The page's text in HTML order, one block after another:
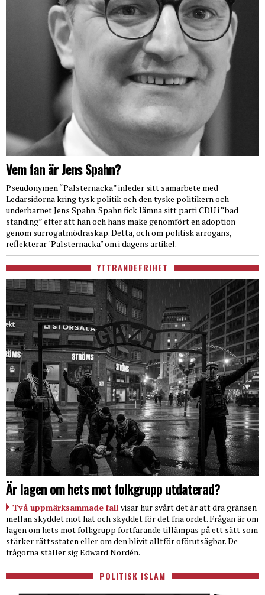
Vem fan är Jens Spahn?
Pseudonymen “Palsternacka” inleder sitt samarbete med
Ledarsidorna kring tysk politik och den tyske politikern och
underbarnet Jens Spahn. Spahn fick lämna sitt parti CDU i “bad
standing” efter att han och hans make genomfört en adoption
genom surrogatmödraskap. Detta, och om politisk arrogans,
reflekterar "Palsternacka" om i dagens artikel.
YTTRANDEFRIHET
Är lagen om hets mot folkgrupp utdaterad?
Två uppmärksammade fall visar hur svårt det är att dra gränsen
mellan skyddet mot hat och skyddet för det fria ordet. Frågan är om
lagen om hets mot folkgrupp fortfarande tillämpas på ett sätt som
stärker rättsstaten eller om den blivit alltför oförutsägbar. De
frågorna ställer sig Edward Nordén.
POLITISK ISLAM